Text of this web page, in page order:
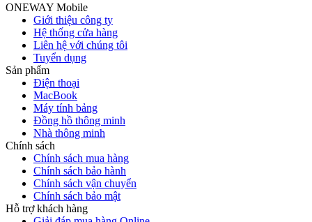
ONEWAY Mobile
Giới thiệu công ty
Hệ thống cửa hàng
Liên hệ với chúng tôi
Tuyển dụng
Sản phẩm
Điện thoại
MacBook
Máy tính bảng
Đồng hồ thông minh
Nhà thông minh
Chính sách
Chính sách mua hàng
Chính sách bảo hành
Chính sách vận chuyển
Chính sách bảo mật
Hỗ trợ khách hàng